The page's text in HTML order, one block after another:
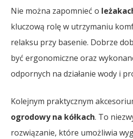
Nie można zapomnieć o
kluczową rolę w utrzymaniu
relaksu przy basenie. Dobrze
być ergonomiczne oraz
odpornych na działanie wody i
Kolejnym praktycznym
ogrodowy na kółkach. To
rozwiązanie, które umożliwia